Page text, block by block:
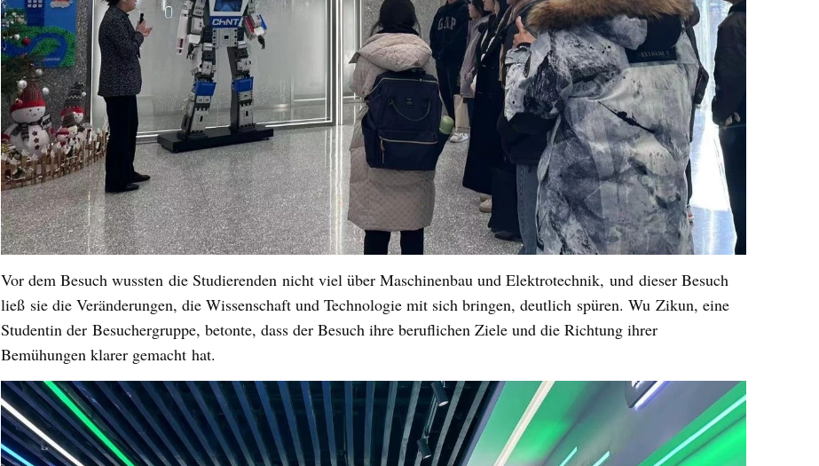
Vor dem Besuch wussten die Studierenden nicht viel über Maschinenbau und Elektrotechnik, und dieser Besuch
ließ sie die Veränderungen, die Wissenschaft und Technologie mit sich bringen, deutlich spüren. Wu Zikun, eine
Studentin der Besuchergruppe, betonte, dass der Besuch ihre beruflichen Ziele und die Richtung ihrer
Bemühungen klarer gemacht hat.